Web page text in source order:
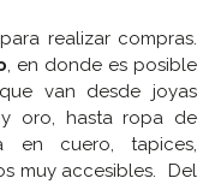
realizar compras.
, en donde es posible
van desde joyas
oro, hasta ropa de
en cuero, tapices,
muy accesibles. Del